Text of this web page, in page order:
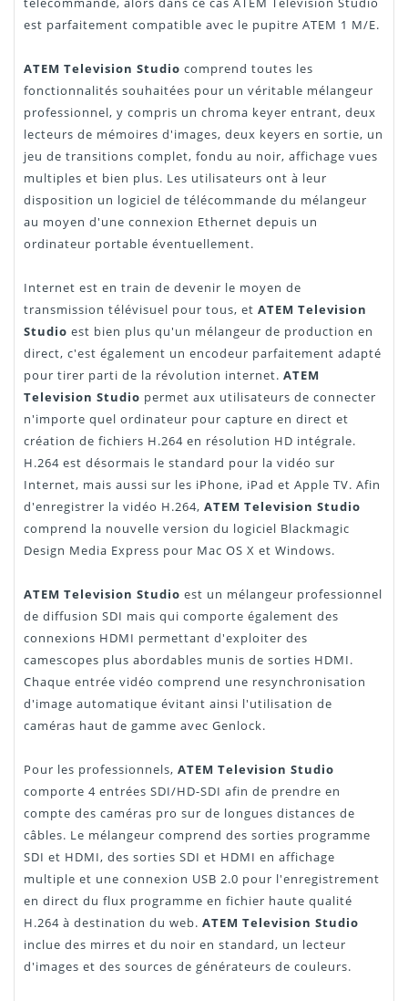
est parfaitement compatible avec le pupitre ATEM 1 M/E.
ATEM Television Studio comprend toutes les
fonctionnalités souhaitées pour un véritable mélangeur
professionnel, y compris un chroma keyer entrant, deux
lecteurs de mémoires d'images, deux keyers en sortie, un
jeu de transitions complet, fondu au noir, affichage vues
multiples et bien plus. Les utilisateurs ont à leur
disposition un logiciel de télécommande du mélangeur
au moyen d'une connexion Ethernet depuis un
ordinateur portable éventuellement.
Internet est en train de devenir le moyen de
transmission télévisuel pour tous, et ATEM Television
Studio est bien plus qu'un mélangeur de production en
direct, c'est également un encodeur parfaitement adapté
pour tirer parti de la révolution internet. ATEM
Television Studio permet aux utilisateurs de connecter
n'importe quel ordinateur pour capture en direct et
création de fichiers H.264 en résolution HD intégrale.
H.264 est désormais le standard pour la vidéo sur
Internet, mais aussi sur les iPhone, iPad et Apple TV. Afin
d'enregistrer la vidéo H.264, ATEM Television Studio
comprend la nouvelle version du logiciel Blackmagic
Design Media Express pour Mac OS X et Windows.
ATEM Television Studio est un mélangeur professionnel
de diffusion SDI mais qui comporte également des
connexions HDMI permettant d'exploiter des
camescopes plus abordables munis de sorties HDMI.
Chaque entrée vidéo comprend une resynchronisation
d'image automatique évitant ainsi l'utilisation de
caméras haut de gamme avec Genlock.
Pour les professionnels, ATEM Television Studio
comporte 4 entrées SDI/HD-SDI afin de prendre en
compte des caméras pro sur de longues distances de
câbles. Le mélangeur comprend des sorties programme
SDI et HDMI, des sorties SDI et HDMI en affichage
multiple et une connexion USB 2.0 pour l'enregistrement
en direct du flux programme en fichier haute qualité
H.264 à destination du web. ATEM Television Studio
inclue des mirres et du noir en standard, un lecteur
d'images et des sources de générateurs de couleurs.